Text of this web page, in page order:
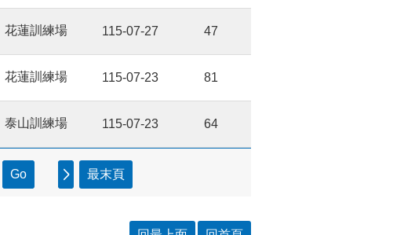
花蓮訓練場 115-07-27 47
花蓮訓練場 115-07-23 81
泰山訓練場 115-07-23 64
最末頁